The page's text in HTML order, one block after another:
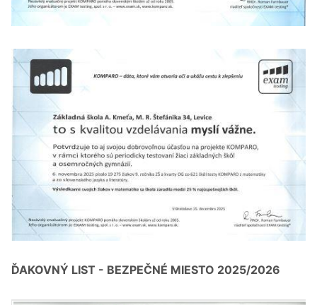
ĎAKOVNÝ LIST - BEZPEČNÉ MIESTO 2025/2026